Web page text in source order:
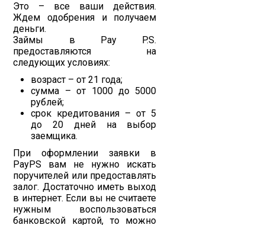
Это – все ваши действия.
Ждем одобрения и получаем
деньги.
Займы в Pay P.S.
предоставляются на
следующих условиях:
возраст – от 21 года;
сумма – от 1000 до 5000
рублей;
срок кредитования – от 5
до 20 дней на выбор
заемщика.
При оформлении заявки в
PayPS вам не нужно искать
поручителей или предоставлять
залог. Достаточно иметь выход
в интернет. Если вы не считаете
нужным воспользоваться
банковской картой, то можно